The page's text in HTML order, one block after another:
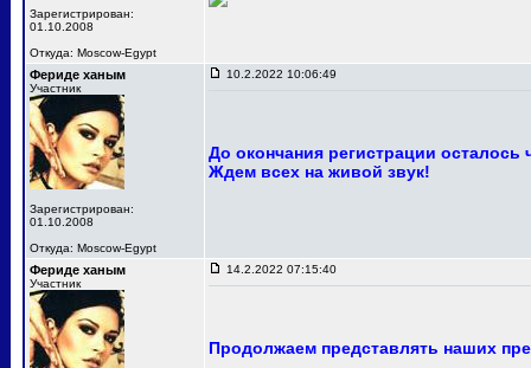
Зарегистрирован:
01.10.2008
Откуда: Moscow-Egypt
Фериде ханым
Участник
Зарегистрирован:
01.10.2008
Откуда: Moscow-Egypt
10.2.2022 10:06:49
До окончания регистрации
Ждем всех на живой звук!
Фериде ханым
Участник
14.2.2022 07:15:40
Продолжаем представлять наших